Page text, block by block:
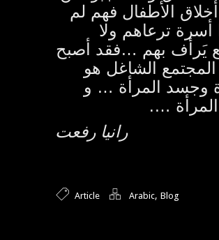
الأطفال فهم لم
أسرة ترعاهم ولا
يَرأف بهم …فقد أصبح
الشاغل هو
وجسد المرأة … و
….
رانيا رفعت
Article Arabic, Blog